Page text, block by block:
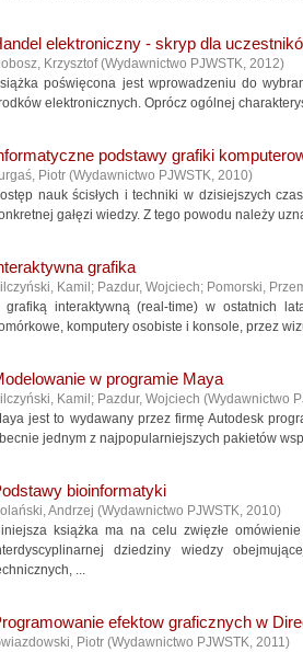
elektroniczny - skryp dla
Krzysztof (Wydawnictwo PJWSTK, 2012)
poświęcona jest wprowadzeniu do
elektronicznych. Oprócz ogólnej
podstawy grafiki
Piotr (Wydawnictwo PJWSTK, 2010)
nauk ścisłych i techniki w dzisiejszych
gałęzi wiedzy. Z tego powodu należy
grafika
Kamil ; Pazdur, Wojciech; Pomorski,
grafiką interaktywną (real-time) w ostatnich
komputery osobiste i konsole, przez
w programie Maya
Kamil ; Pazdur, Wojciech (Wydawnictwo
jest to wydawany przez firmę Autodesk
jednym z najpopularniejszych pakietów
bioinformatyki
Andrzej (Wydawnictwo PJWSTK, 2010)
książka ma na celu zwięzłe
dziedziny wiedzy
...
efektow graficznych w
Piotr (Wydawnictwo PJWSTK, 2011)